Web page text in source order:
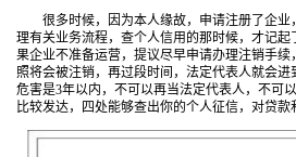
很多时候，因为本人缘故，申请注册了企业
理有关业务流程，查个人信用的那时候，才记
果企业不准备运营，提议尽早申请办理注销手
照将会被注销，再过段时间，法定代表人就会
危害是3年以内，不可以再当法定代表人，不可
比较发达，四处能够查出你的个人征信，对贷款